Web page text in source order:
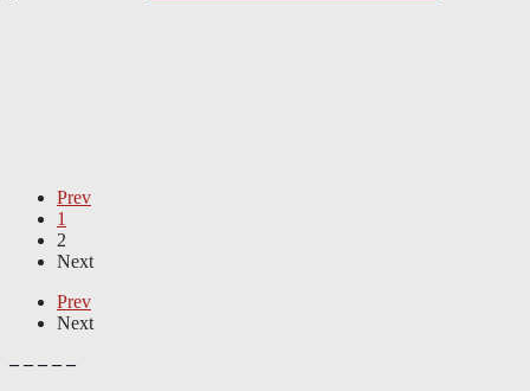
Prev
1
2
Next
Prev
Next
– – – – –